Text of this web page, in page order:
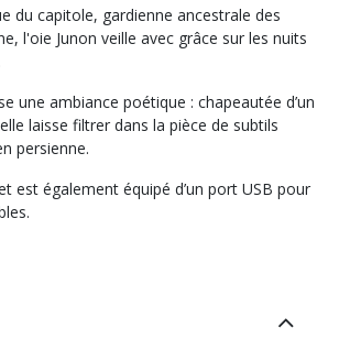
du capitole, gardienne ancestrale des
l'oie Junon veille avec grâce sur les nuits
une ambiance poétique : chapeautée d’un
laisse filtrer dans la pièce de subtils
persienne.
est également équipé d’un port USB pour